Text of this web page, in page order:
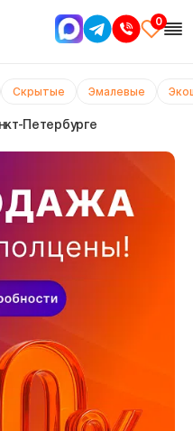
0
Скрытые Эмалевые
Петербурге